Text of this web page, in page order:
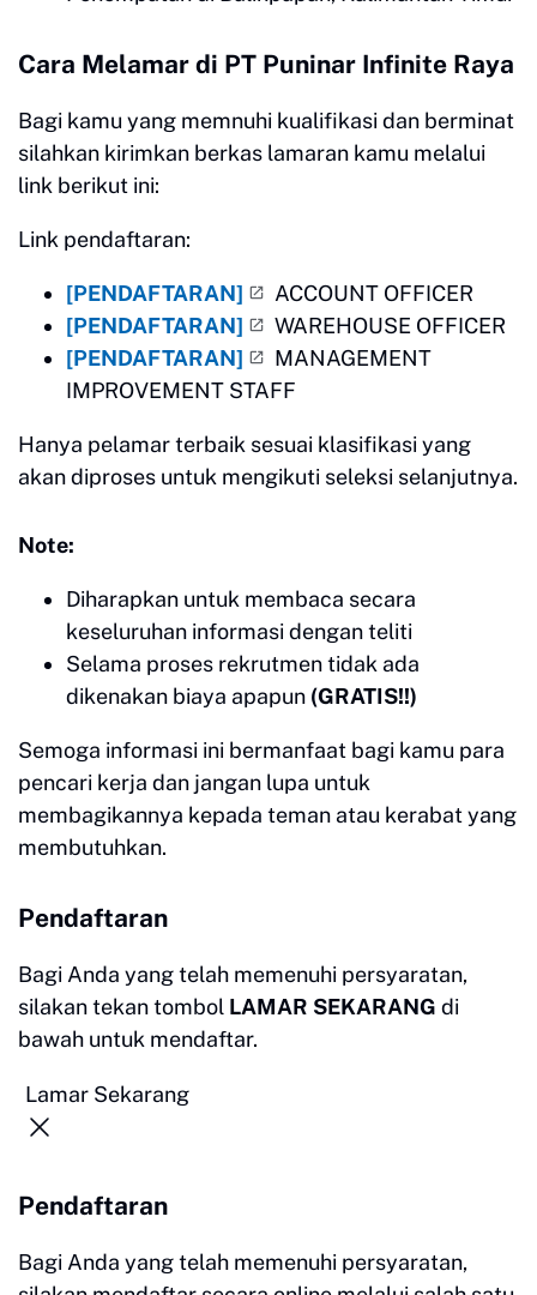
Cara Melamar di PT Puninar Infinite Raya
Bagi kamu yang memnuhi kualifikasi dan berminat
silahkan kirimkan berkas lamaran kamu melalui
link berikut ini:
Link pendaftaran:
[PENDAFTARAN]
ACCOUNT OFFICER
[PENDAFTARAN]
WAREHOUSE OFFICER
[PENDAFTARAN]
MANAGEMENT
IMPROVEMENT STAFF
Hanya pelamar terbaik sesuai klasifikasi yang
akan diproses untuk mengikuti seleksi selanjutnya.
Note:
Diharapkan untuk membaca secara
keseluruhan informasi dengan teliti
Selama proses rekrutmen tidak ada
dikenakan biaya apapun (GRATIS!!)
Semoga informasi ini bermanfaat bagi kamu para
pencari kerja dan jangan lupa untuk
membagikannya kepada teman atau kerabat yang
membutuhkan.
Pendaftaran
Bagi Anda yang telah memenuhi persyaratan,
silakan tekan tombol LAMAR SEKARANG di
bawah untuk mendaftar.
Lamar Sekarang
Pendaftaran
Bagi Anda yang telah memenuhi persyaratan,